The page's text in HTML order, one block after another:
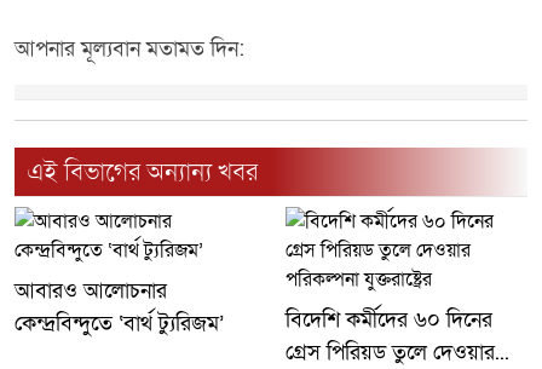
আপনার মূল্যবান মতামত দিন:
এই বিভাগের অন্যান্য খবর
আবারও আলোচনার
কেন্দ্রবিন্দুতে ‘বার্থ ট্যুরিজম’
বিদেশি কর্মীদের ৬০ দিনের
গ্রেস পিরিয়ড তুলে দেওয়ার...